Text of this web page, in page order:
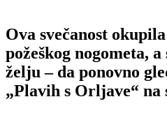
Ova svečanost
požeškog nogometa,
želju – da ponovno
„Plavih s Orljave“ na